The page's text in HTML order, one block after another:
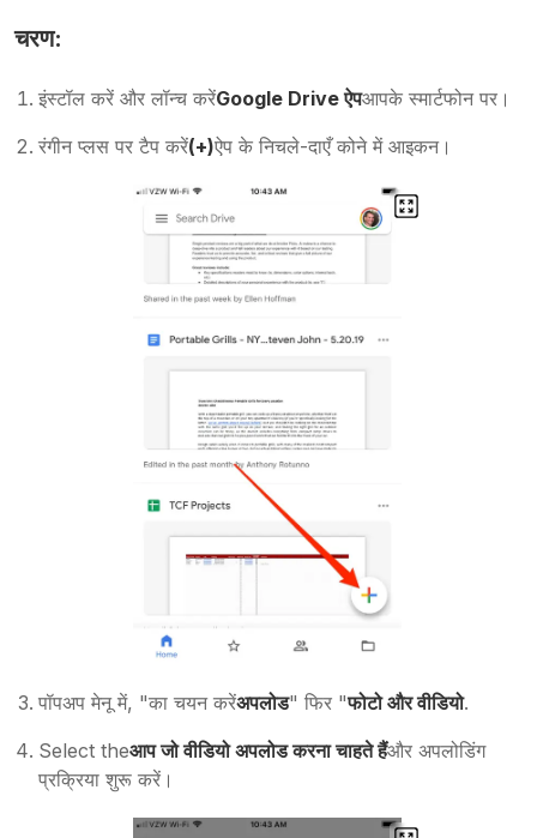
चरण:
इंस्टॉल करें और लॉन्च करेंGoogle Drive ऐपआपके स्मार्टफोन पर।
रंगीन प्लस पर टैप करें(+)ऐप के निचले-दाएँ कोने में आइकन।
पॉपअप मेनू में, "का चयन करेंअपलोड" फिर "फोटो और वीडियो.
Select theआप जो वीडियो अपलोड करना चाहते हैंऔर अपलोडिंग
प्रक्रिया शुरू करें।